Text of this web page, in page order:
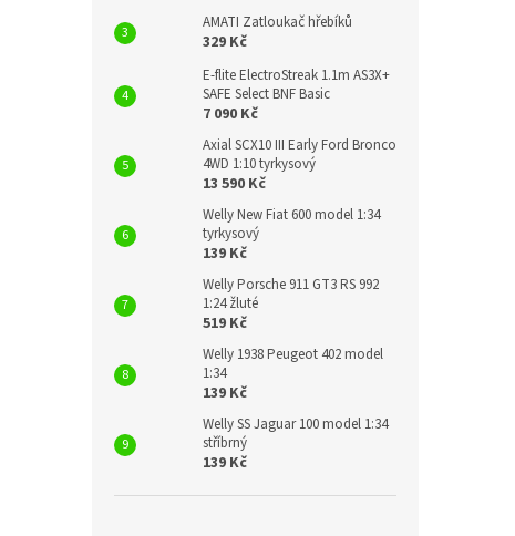
AMATI Zatloukač hřebíků
329 Kč
E-flite ElectroStreak 1.1m AS3X+
SAFE Select BNF Basic
7 090 Kč
Axial SCX10 III Early Ford Bronco
4WD 1:10 tyrkysový
13 590 Kč
Welly New Fiat 600 model 1:34
tyrkysový
139 Kč
Welly Porsche 911 GT3 RS 992
1:24 žluté
519 Kč
Welly 1938 Peugeot 402 model
1:34
139 Kč
Welly SS Jaguar 100 model 1:34
stříbrný
139 Kč